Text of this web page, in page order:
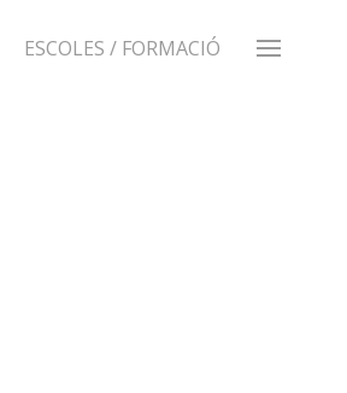
ESCOLES / FORMACIÓ